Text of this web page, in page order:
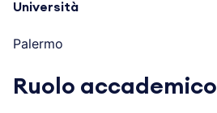
Università
Palermo
Ruolo accademico